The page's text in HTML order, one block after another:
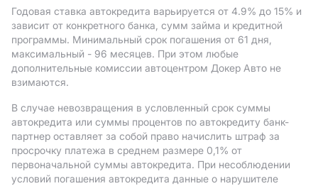
Годовая ставка автокредита варьируется от 4.9% до 15% и
зависит от конкретного банка, сумм займа и кредитной
программы. Минимальный срок погашения от 61 дня,
максимальный - 96 месяцев. При этом любые
дополнительные комиссии автоцентром Докер Авто не
взимаются.
В случае невозвращения в условленный срок суммы
автокредита или суммы процентов по автокредиту банк-
партнер оставляет за собой право начислить штраф за
просрочку платежа в среднем размере 0,1% от
первоначальной суммы автокредита. При несоблюдении
условий погашения автокредита данные о нарушителе